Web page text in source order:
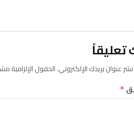
تعليقاً
عنوان بريدك الإلكتروني.الحقول الإلزامية
*